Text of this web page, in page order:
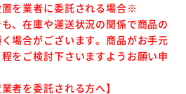
。 【上品な印象を演出する和風
うな雰囲気をプラスできる、和風
×各1個入り。
を業者に委託される場合※
、在庫や運送状況の関係で商品の
場合がございます。商品がお手元
をご検討下さいますようお願い申
者を委託される方へ】